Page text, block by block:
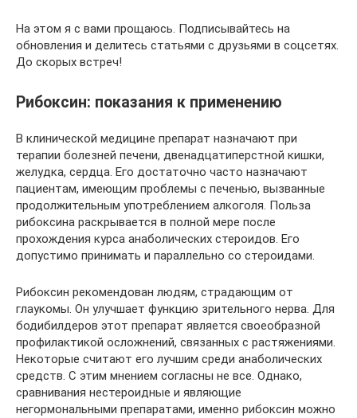
На этом я с вами прощаюсь. Подписывайтесь на
обновления и делитесь статьями с друзьями в соцсетях.
До скорых встреч!
Рибоксин: показания к применению
В клинической медицине препарат назначают при
терапии болезней печени, двенадцатиперстной кишки,
желудка, сердца. Его достаточно часто назначают
пациентам, имеющим проблемы с печенью, вызванные
продолжительным употреблением алкоголя. Польза
рибоксина раскрывается в полной мере после
прохождения курса анаболических стероидов. Его
допустимо принимать и параллельно со стероидами.
Рибоксин рекомендован людям, страдающим от
глаукомы. Он улучшает функцию зрительного нерва. Для
бодибилдеров этот препарат является своеобразной
профилактикой осложнений, связанных с растяжениями.
Некоторые считают его лучшим среди анаболических
средств. С этим мнением согласны не все. Однако,
сравнивания нестероидные и являющие
негормональными препаратами, именно рибоксин можно